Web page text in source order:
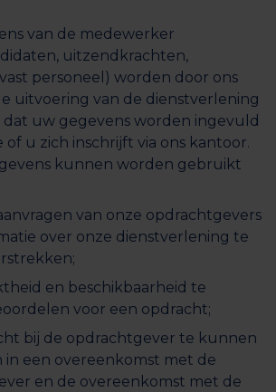
van de medewerker
uitzendkrachten,
personeel) worden door ons
uitvoering van de dienstverlening
uw gegevens worden ingevuld
of u zich inschrijft via ons kantoor.
kunnen worden gebruikt
van onze opdrachtgevers
over onze dienstverlening te
en beschikbaarheid te
voor een opdracht;
bij de opdrachtgever te kunnen
in een overeenkomst met de
en de overeenkomst met de